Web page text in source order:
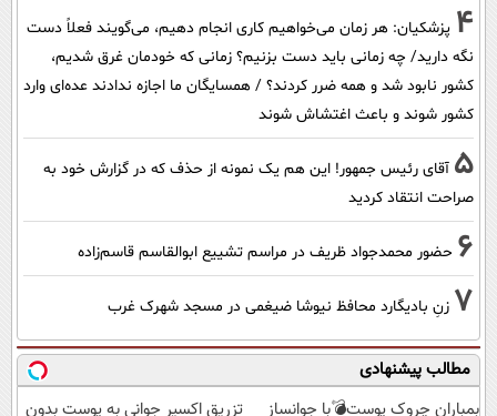
4 پزشکیان: هر زمان می‌خواهیم کاری انجام دهیم، می‌گویند فعلاً دست
نگه دارید/ چه زمانی باید دست بزنیم؟ زمانی که خودمان غرق شدیم،
کشور نابود شد و همه ضرر کردند؟ / همسایگان ما اجازه ندادند عده‌ای وارد
کشور شوند و باعث اغتشاش شوند
5 آقای رئیس جمهور! این هم یک نمونه از حذف که در گزارش خود به
صراحت انتقاد کردید
6 حضور محمدجواد ظریف در مراسم تشییع ابوالقاسم قاسم‌زاده
7 زنِ بادیگارد محافظ نیوشا ضیغمی در مسجد شهرک غرب
مطالب پیشنهادی
بمباران چروک پوست💣با جوانساز
تزریق اکسیر جوانی به پوست بدون